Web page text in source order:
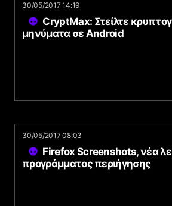
30/05/2017 14:19
CryptMax: Στείλτε
μηνύματα σε Android
30/05/2017 08:03
Firefox Screenshots, νέα
προγράμματος περιήγησης